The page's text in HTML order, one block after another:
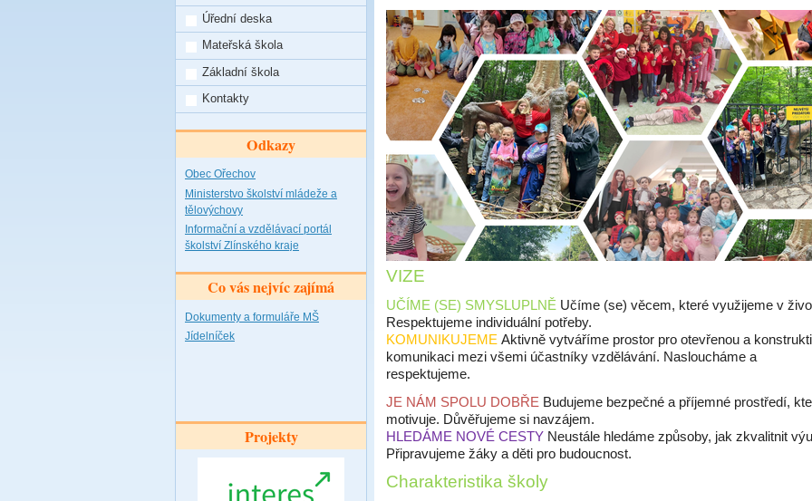
Úřední deska
Mateřská škola
Základní škola
Kontakty
Odkazy
Obec Ořechov
Ministerstvo školství mládeže a
tělovýchovy
Informační a vzdělávací portál
školství Zlínského kraje
Co vás nejvíc zajímá
Dokumenty a formuláře MŠ
Jídelníček
Projekty
VIZE
UČÍME (SE) SMYSLUPLNĚ Učíme (se) věcem, které využijeme v
Respektujeme individuální potřeby.
KOMUNIKUJEMEAktivně vytváříme prostor pro otevřenou a
komunikaci mezi všemi účastníky vzdělávání. Nasloucháme a
respektujeme.
JE NÁM SPOLU DOBŘE Budujeme bezpečné a příjemné prostředí,
motivuje. Důvěřujeme si navzájem.
HLEDÁME NOVÉ CESTY Neustále hledáme způsoby, jak zkvalitnit
Připravujeme žáky a děti pro budoucnost.
Charakteristika školy